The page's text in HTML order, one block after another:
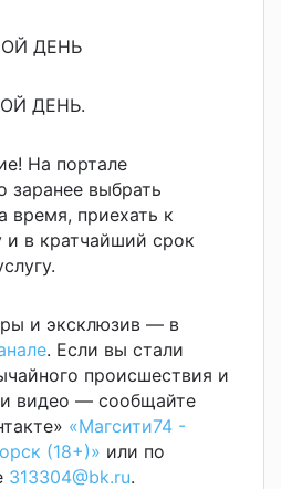
ДЕНЬ
ДЕНЬ.
На портале
заранее выбрать
время, приехать к
и в кратчайший срок
и эксклюзив — в
. Если вы стали
происшествия и
видео — сообщайте
«Магсити74 -
(18+)» или по
313304@bk.ru.